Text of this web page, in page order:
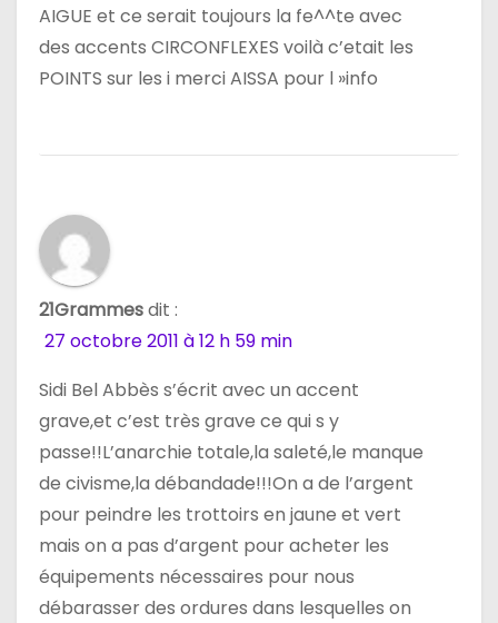
c
e
AIGUE et ce serait toujours la fe^^te avec
des accents CIRCONFLEXES voilà c’etait les
POINTS sur les i merci AISSA pour l »info
21Grammesdit :
27 octobre 2011 à 12 h 59 min
Sidi Bel Abbès s’écrit avec un accent
grave,et c’est très grave ce qui s y
passe!!L’anarchie totale,la saleté,le manque
de civisme,la débandade!!!On a de l’argent
pour peindre les trottoirs en jaune et vert
mais on a pas d’argent pour acheter les
équipements nécessaires pour nous
débarasser des ordures dans lesquelles on